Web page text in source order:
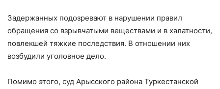
Задержанных подозревают в нарушении правил
обращения со взрывчатыми веществами и в халатности,
повлекшей тяжкие последствия. В отношении них
возбудили уголовное дело.
Помимо этого, суд Арысского района Туркестанской